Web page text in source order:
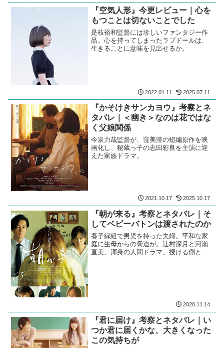
『空気人形』今更レビュー｜心を
もつことは切ないことでした
是枝裕和監督には珍しいファンタジー作
品。心を持ってしまったラブドールは、
生きることに意味を見出せるか。
2022.01.11 2025.07.11
『かそけきサンカヨウ』考察とネ
タバレ｜＜幽き＞なのは花ではな
く父娘関係
今泉力哉監督が、窪美澄の短編原作を映
画化し、秘蔵っ子の志田彩良を主演に迎
えた家族ドラマ。
2021.10.17 2025.10.17
『朝が来る』考察とネタバレ｜そ
してベビーバトンは渡されたのか
養子縁組で男児を持った夫婦。平和な家
庭に生母からの脅迫が。辻村深月と河瀨
直美、渾身の人間ドラマ。授ける側と育
2020.11.14
『君に届け』考察とネタバレ｜い
つか君に届くかな、大きくなった
この気持ちが